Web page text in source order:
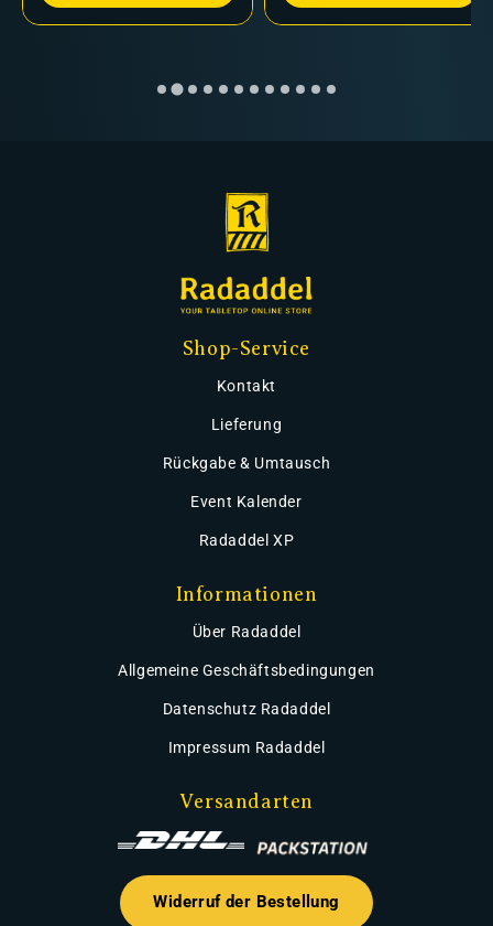
Shop-Service
Kontakt
Lieferung
Rückgabe & Umtausch
Event Kalender
Radaddel XP
Informationen
Über Radaddel
Allgemeine Geschäftsbedingungen
Datenschutz Radaddel
Impressum Radaddel
Versandarten
Widerruf der Bestellung